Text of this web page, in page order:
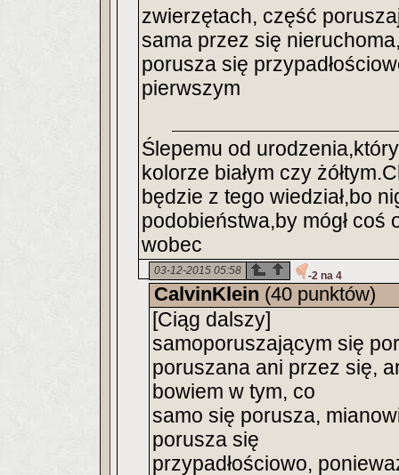
zwierzętach, część
sama przez się
porusza się
pierwszym
Ślepemu od
kolorze białym czy
będzie z tego wiedział,bo
podobieństwa,by mógł coś
wobec
03-12-2015 05:58 -2 na 4
CalvinKlein (40 punktów)
[Ciąg dalszy]
samoporuszającym się
poruszana ani przez się,
bowiem w tym, co
samo się porusza,
porusza się
przypadłościowo,